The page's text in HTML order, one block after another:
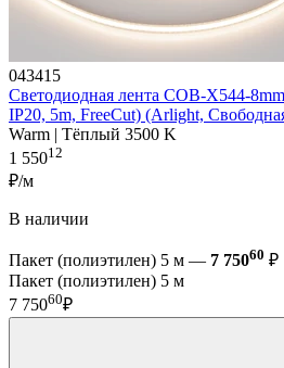
043415
Светодиодная лента COB-X544-
IP20, 5m, FreeCut) (Arlight,
Warm | Тёплый 3500 K
1 55012
₽/м
В наличии
Пакет (полиэтилен) 5 м — 7 75060 ₽
Пакет (полиэтилен) 5 м
7 75060₽